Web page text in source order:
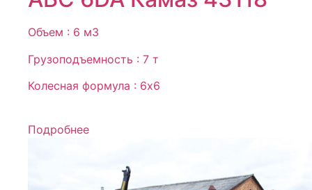
Объем : 6 м3
Грузоподъемность : 7 т
Колесная формула : 6х6
Подробнее